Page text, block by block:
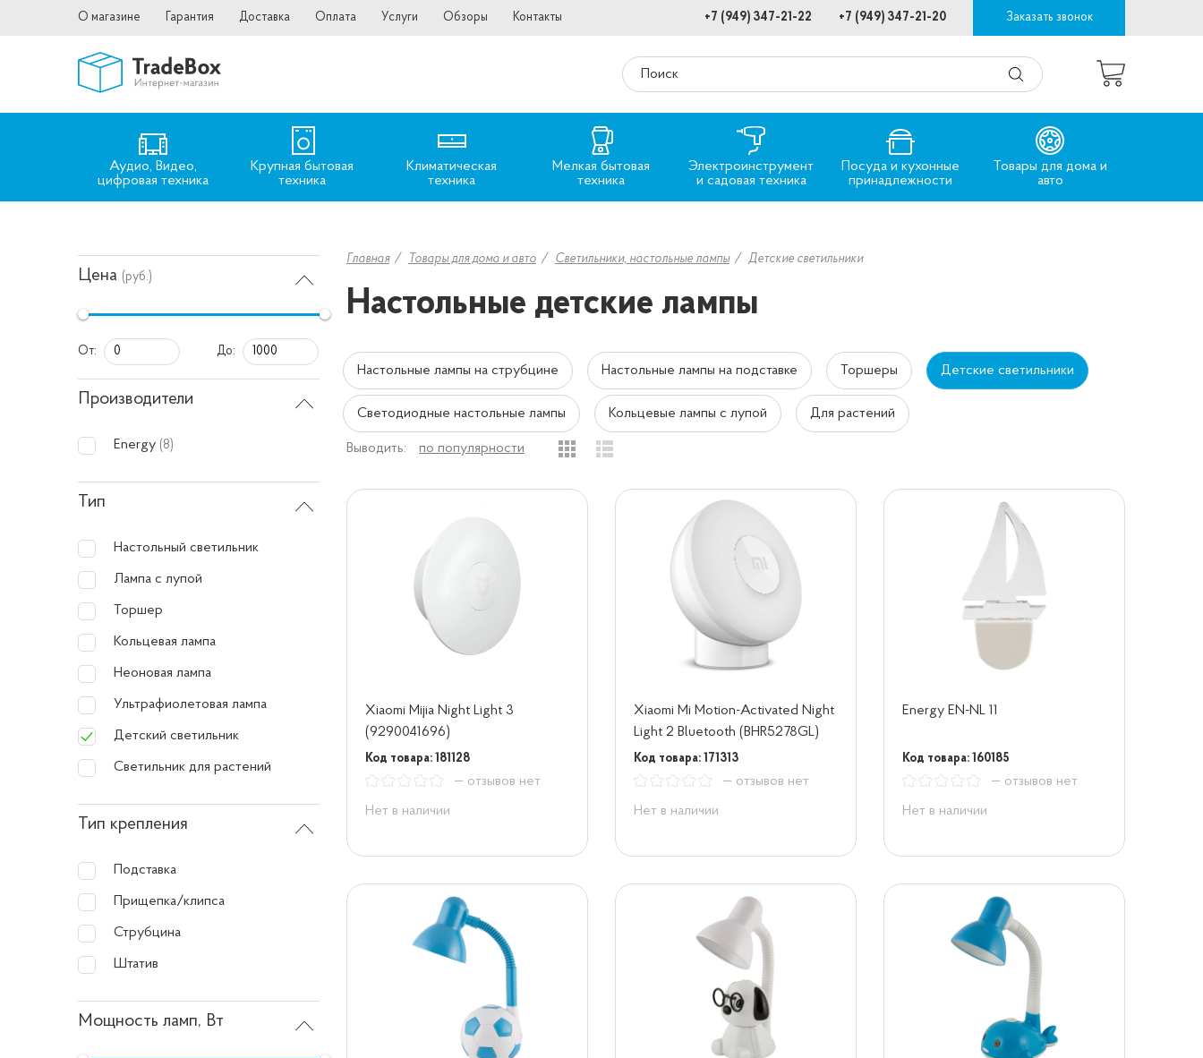
О магазине Гарантия Доставка Оплата Услуги Обзоры Контакты Заказать звонок
+7 (949) 347-21-20
+7 (949) 347-21-22
Аудио, Видео,
цифровая техника
Крупная бытовая
техника
Климатическая
техника
Мелкая бытовая
техника
Электроинструмент
и садовая техника
Посуда и кухонные
принадлежности
Товары для дома и
авто
Цена (руб.)
От: До:
Производители
Energy (8)
Тип
Настольный светильник
Лампа с лупой
Торшер
Кольцевая лампа
Неоновая лампа
Ультрафиолетовая лампа
Детский светильник
Светильник для растений
Тип крепления
Подставка
Прищепка/клипса
Струбцина
Штатив
Мощность ламп, Вт
Главная Товары для дома и авто Светильники, настольные лампы Детские светильники
Настольные детские лампы
Настольные лампы на струбцине Настольные лампы на подставке Торшеры Детские светильники
Светодиодные настольные лампы Кольцевые лампы с лупой Для растений
Выводить: по популярности
Xiaomi Mijia Night Light 3
(9290041696)
Код товара: 181128
— отзывов нет
Нет в наличии
Xiaomi Mi Motion-Activated Night
Light 2 Bluetooth (BHR5278GL)
Код товара: 171313
— отзывов нет
Нет в наличии
Energy EN-NL 11
Код товара: 160185
— отзывов нет
Нет в наличии